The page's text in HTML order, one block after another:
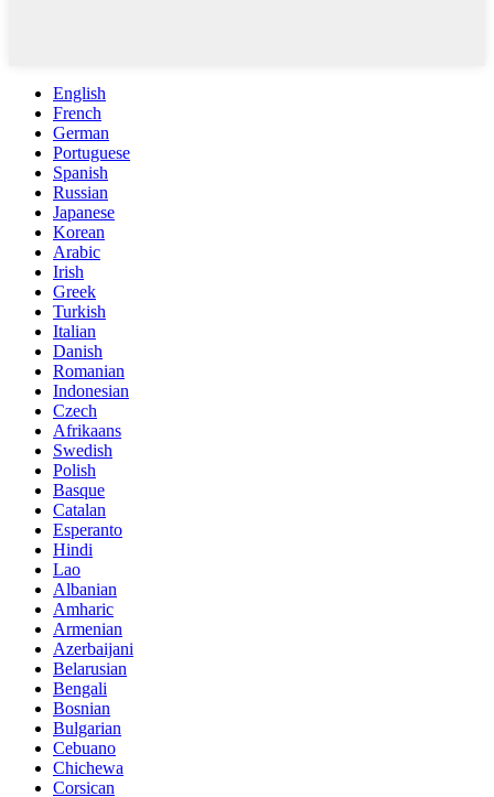
English
French
German
Portuguese
Spanish
Russian
Japanese
Korean
Arabic
Irish
Greek
Turkish
Italian
Danish
Romanian
Indonesian
Czech
Afrikaans
Swedish
Polish
Basque
Catalan
Esperanto
Hindi
Lao
Albanian
Amharic
Armenian
Azerbaijani
Belarusian
Bengali
Bosnian
Bulgarian
Cebuano
Chichewa
Corsican